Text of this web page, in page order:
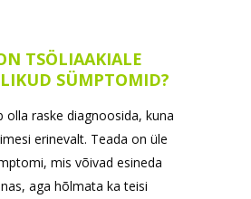
TSÖLIAAKIALE
SÜMPTOMID?
olla raske diagnoosida, kuna
erinevalt. Teada on üle
mis võivad esineda
aga hõlmata ka teisi